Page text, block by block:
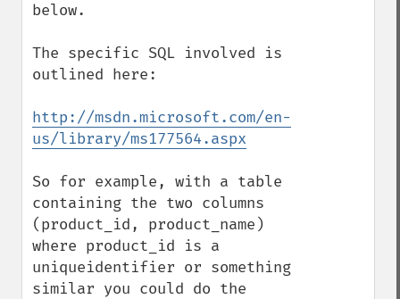
below.
The specific SQL involved is
outlined here:
http://msdn.microsoft.com/en-
us/library/ms177564.aspx
So for example, with a table
containing the two columns
(product_id, product_name)
where product_id is a
uniqueidentifier or something
similar you could do the